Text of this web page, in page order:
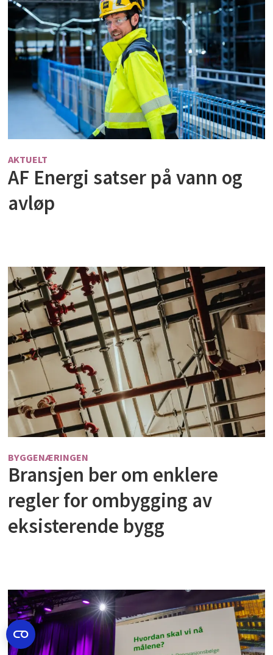
AKTUELT
AF Energi satser på vann og
avløp
BYGGENÆRINGEN
Bransjen ber om enklere
regler for ombygging av
eksisterende bygg